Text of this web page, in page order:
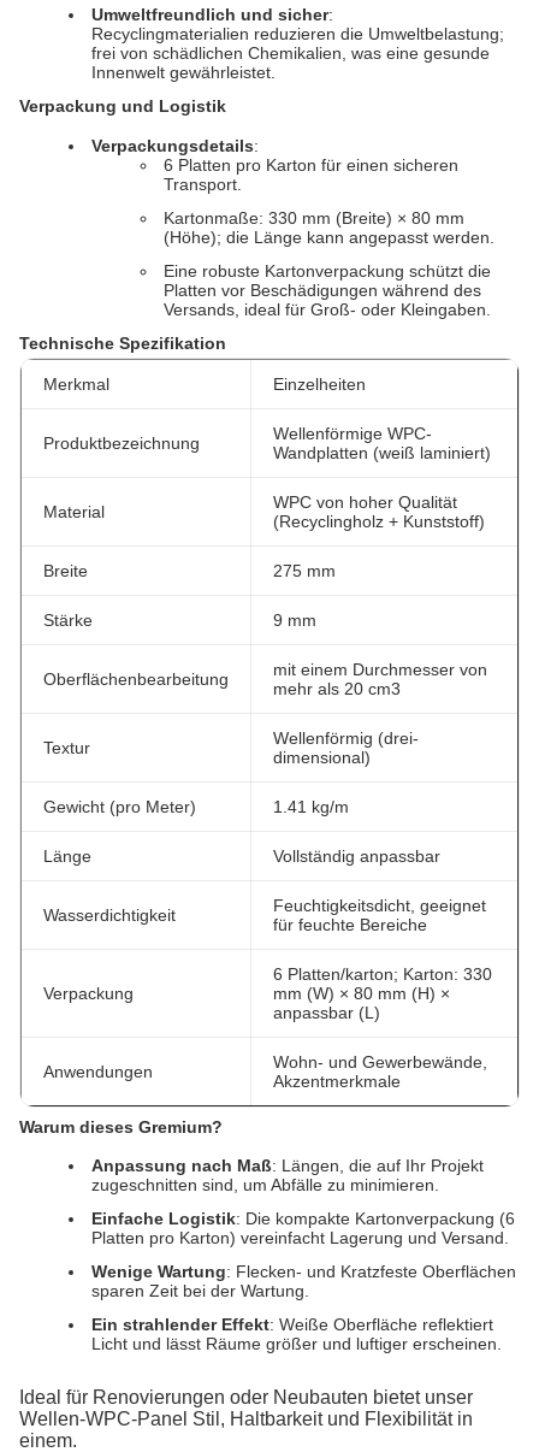
Umweltfreundlich und sicher:
Recyclingmaterialien reduzieren die Umweltbelastung;
frei von schädlichen Chemikalien, was eine gesunde
Innenwelt gewährleistet.
Verpackung und Logistik
Verpackungsdetails:
6 Platten pro Karton für einen sicheren
Transport.
Kartonmaße: 330 mm (Breite) × 80 mm
(Höhe); die Länge kann angepasst werden.
Eine robuste Kartonverpackung schützt die
Platten vor Beschädigungen während des
Versands, ideal für Groß- oder Kleingaben.
Technische Spezifikation
Merkmal Einzelheiten
Produktbezeichnung
Wellenförmige WPC-
Wandplatten (weiß laminiert)
Material
WPC von hoher Qualität
(Recyclingholz + Kunststoff)
Breite 275 mm
Stärke 9 mm
Oberflächenbearbeitung
mit einem Durchmesser von
mehr als 20 cm3
Textur
Wellenförmig (drei-
dimensional)
Gewicht (pro Meter) 1.41 kg/m
Länge Vollständig anpassbar
Wasserdichtigkeit
Feuchtigkeitsdicht, geeignet
für feuchte Bereiche
Verpackung
6 Platten/karton; Karton: 330
mm (W) × 80 mm (H) ×
anpassbar (L)
Anwendungen
Wohn- und Gewerbewände,
Akzentmerkmale
Warum dieses Gremium?
Anpassung nach Maß: Längen, die auf Ihr Projekt
zugeschnitten sind, um Abfälle zu minimieren.
Einfache Logistik: Die kompakte Kartonverpackung (6
Platten pro Karton) vereinfacht Lagerung und Versand.
Wenige Wartung: Flecken- und Kratzfeste Oberflächen
sparen Zeit bei der Wartung.
Ein strahlender Effekt: Weiße Oberfläche reflektiert
Licht und lässt Räume größer und luftiger erscheinen.
Ideal für Renovierungen oder Neubauten bietet unser
Wellen-WPC-Panel Stil, Haltbarkeit und Flexibilität in
einem.